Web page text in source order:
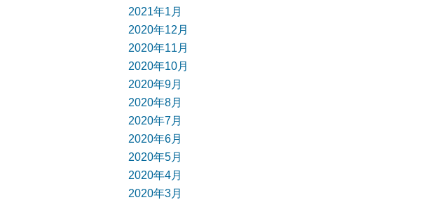
2021年1月
2020年12月
2020年11月
2020年10月
2020年9月
2020年8月
2020年7月
2020年6月
2020年5月
2020年4月
2020年3月